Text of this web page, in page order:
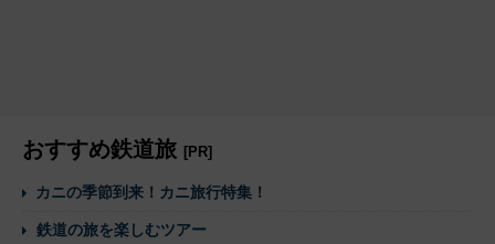
おすすめ鉄道旅 [PR]
カニの季節到来！カニ旅行特集！
鉄道の旅を楽しむツアー